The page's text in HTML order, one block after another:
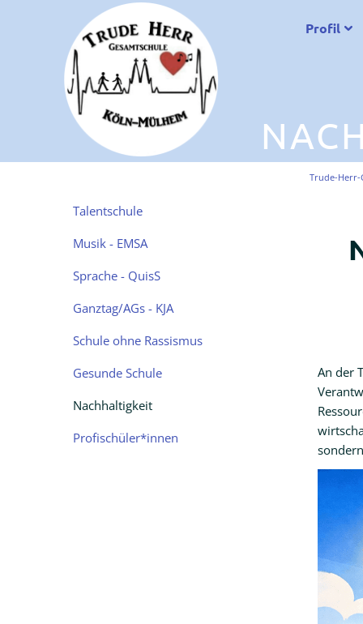
Profil
Trude-Herr-
An der
Navigation
Talentschule
Musik - EMSA
Sprache - QuisS
Ganztag/AGs - KJA
Schule ohne Rassismus
Gesunde Schule
Nachhaltigkeit
Profischüler*innen